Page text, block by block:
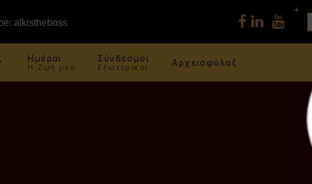
alkistheboss
Ημέραι
Η Ζωή μου
Σύνδεσμοι
Εξωτερικοί Αρχειοφύλαξ
+